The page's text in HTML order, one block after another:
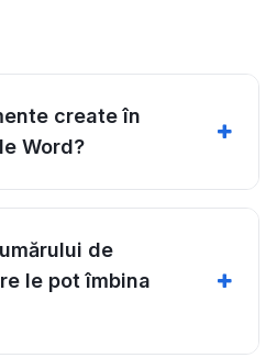
create în
Word?
de
le pot îmbina